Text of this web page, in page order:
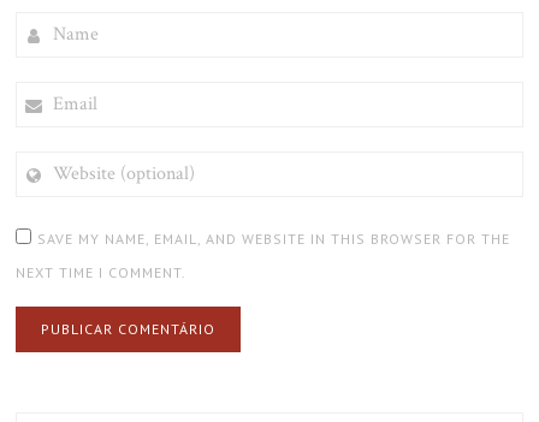
(OPTIONAL)
SAVE MY NAME, EMAIL, AND WEBSITE IN THIS BROWSER FOR THE
NEXT TIME I COMMENT.